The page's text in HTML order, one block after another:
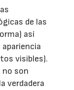
de las
así
visibles).
no son
verdadera